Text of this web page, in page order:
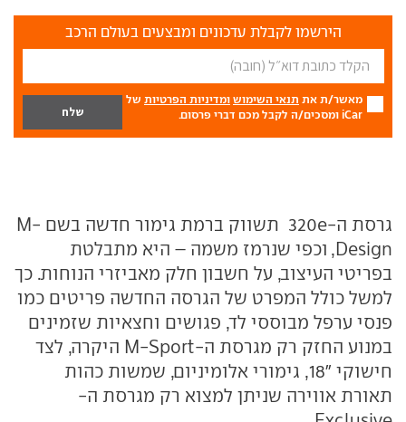
הירשמו לקבלת עדכונים ומבצעים בעולם הרכב
מאשר/ת את תנאי השימוש ומדיניות הפרטיות של
iCar ומסכים/ה לקבל מכם דברי פרסום.
גרסת ה-320e תשווק ברמת גימור חדשה בשם M-
Design, וכפי שנרמז משמה – היא מתבלטת
בפריטי העיצוב, על חשבון חלק מאביזרי הנוחות. כך
למשל כולל המפרט של הגרסה החדשה פריטים כמו
פנסי ערפל מבוססי לד, פגושים וחצאיות שזמינים
במנוע החזק רק מגרסת ה-M-Sport היקרה, לצד
חישוקי "18, גימורי אלומיניום, שמשות כהות
תאורת אווירה שניתן למצוא רק מגרסת ה-